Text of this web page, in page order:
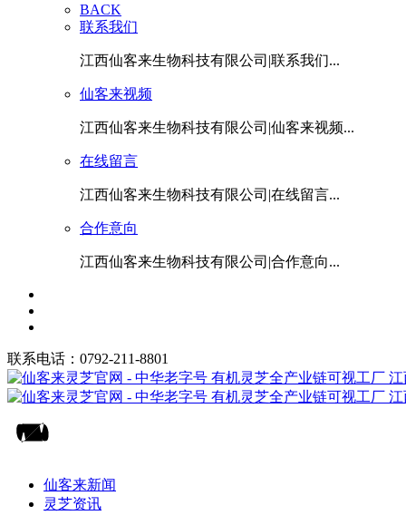
BACK
联系我们
江西仙客来生物科技有限公司|联系我们...
仙客来视频
江西仙客来生物科技有限公司|仙客来视频...
在线留言
江西仙客来生物科技有限公司|在线留言...
合作意向
江西仙客来生物科技有限公司|合作意向...
联系电话：0792-211-8801
仙客来新闻
灵芝资讯